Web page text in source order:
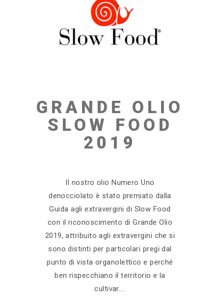
GRANDE OLIO
SLOW FOOD
2019
Il nostro olio Numero Uno
denocciolato è stato premiato dalla
Guida agli extravergini di Slow Food
con il riconoscimento di Grande Olio
2019, attribuito agli extravergini che si
sono distinti per particolari pregi dal
punto di vista organolettico e perché
ben rispecchiano il territorio e la
cultivar.